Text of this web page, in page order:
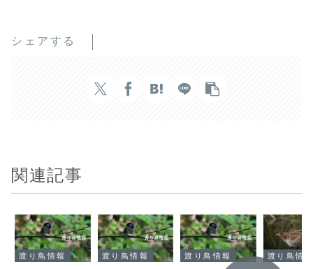
シェアする
関連記事
渡り鳥情報 渡り鳥情報 渡り鳥情報 渡り鳥情